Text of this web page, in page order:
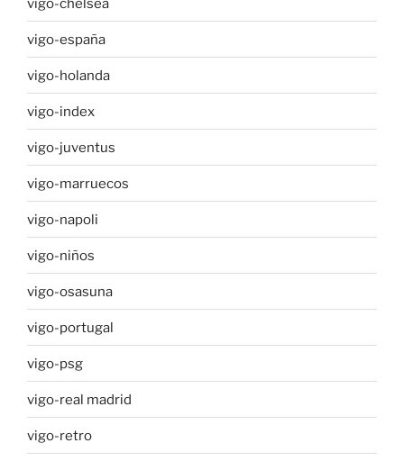
vigo-chelsea
vigo-españa
vigo-holanda
vigo-index
vigo-juventus
vigo-marruecos
vigo-napoli
vigo-niños
vigo-osasuna
vigo-portugal
vigo-psg
vigo-real madrid
vigo-retro